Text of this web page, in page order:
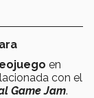
en
con el
Game Jam.